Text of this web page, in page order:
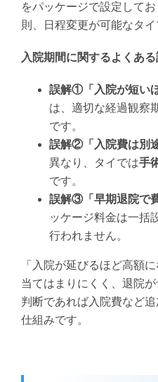
をパッケージで設定して
則、日程変更が可能なタイ
入院期間に関するよくあ
誤解①「入院が短い
は、適切な経過観察
です。
誤解②「入院費は別
異なり、タイでは手
です。
誤解③「早期退院で
ッケージ料金は一括
行われません。
「入院が延びるほど高額
当てはまりにくく、退院
判断であれば入院費など
仕組みです。